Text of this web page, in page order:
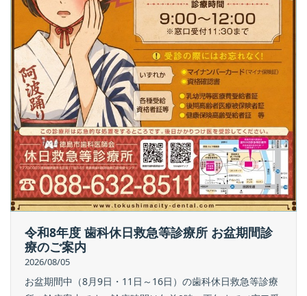
令和8年度 歯科休日救急等診療所 お盆期間診
療のご案内
2026/08/05
お盆期間中（8月9日・11日～16日）の歯科休日救急等診療